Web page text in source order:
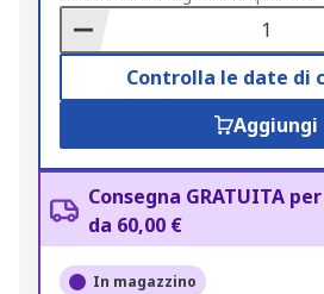
Basket
Controlla le date di
Aggiungi
Consegna GRATUITA
da 60,00 €
In magazzino